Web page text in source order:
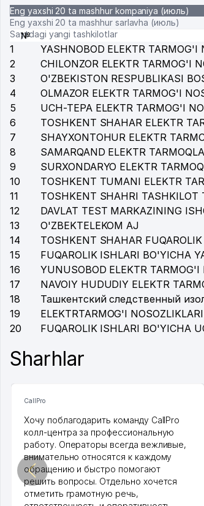
Eng yaxshi 20 ta mashhur kompaniya (июль)
Eng yaxshi 20 ta mashhur sarlavha (июль)
Saytdagi yangi tashkilotlar
№
1 YASHNOBOD ELEKTR TARMOG'I
2
CHILONZOR ELEKTR TARMOG'I
3
O'ZBEKISTON RESPUBLIKASI
4
OLMAZOR ELEKTR TARMOG'I
5
UCH-TEPA ELEKTR TARMOG'I
6
TOSHKENT SHAHAR ELEKTR
7
SHAYXONTOHUR ELEKTR
8
SAMARQAND ELEKTR
9
SURXONDARYO ELEKTR
10
TOSHKENT TUMANI ELEKTR
11
TOSHKENT SHAHRI TASHKILOT
12
DAVLAT TEST MARKAZINING
13
O'ZBEKTELEKOM AJ
14
TOSHKENT SHAHAR
15
FUQAROLIK ISHLARI BO'YICHA
16
YUNUSOBOD ELEKTR
17
NAVOIY HUDUDIY ELEKTR
18
Ташкентский следственный
19
ELEKTRTARMOG'I
20
FUQAROLIK ISHLARI BO'YICHA
Sharhlar
CallPro
Хочу поблагодарить команду CallPro
колл-центра за профессиональную
работу. Операторы всегда вежливые,
внимательно относятся к каждому
обращению и быстро помогают
решить вопросы. Отдельно хочется
отметить грамотную речь,